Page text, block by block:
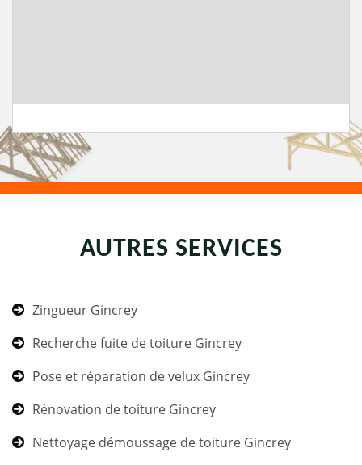
AUTRES SERVICES
Zingueur Gincrey
Recherche fuite de toiture Gincrey
Pose et réparation de velux Gincrey
Rénovation de toiture Gincrey
Nettoyage démoussage de toiture Gincrey